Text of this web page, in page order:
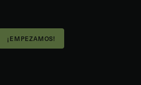
¡EMPEZAMOS!